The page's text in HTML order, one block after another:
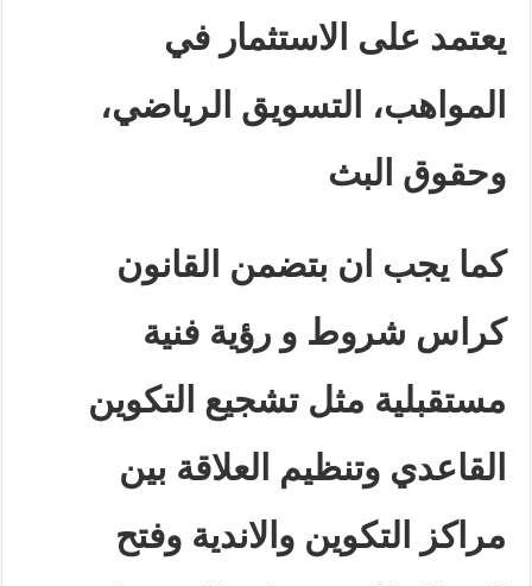
يعتمد على الاستثمار في
المواهب، التسويق الرياضي،
وحقوق البث
كما يجب ان بتضمن القانون
كراس شروط و رؤية فنية
مستقبلية مثل تشجيع التكوين
القاعدي وتنظيم العلاقة بين
مراكز التكوين والاندية وفتح